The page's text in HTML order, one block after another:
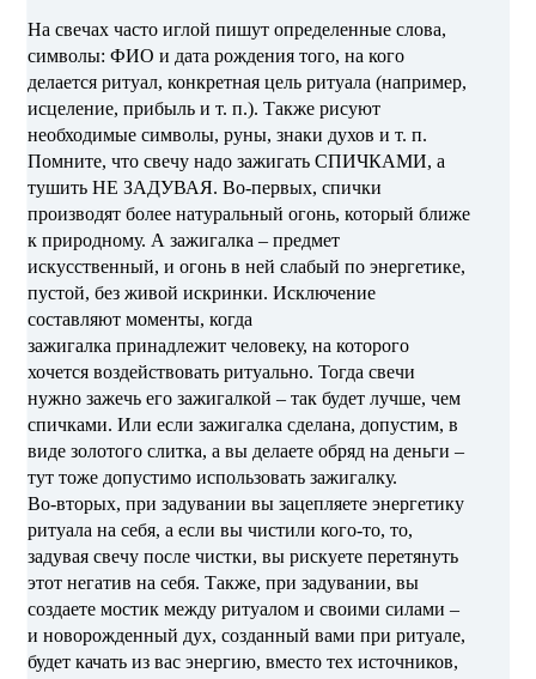
На свечах часто иглой пишут определенные слова,
символы: ФИО и дата рождения того, на кого
делается ритуал, конкретная цель ритуала (например,
исцеление, прибыль и т. п.). Также рисуют
необходимые символы, руны, знаки духов и т. п.
Помните, что свечу надо зажигать СПИЧКАМИ, а
тушить НЕ ЗАДУВАЯ. Во-первых, спички
производят более натуральный огонь, который ближе
к природному. А зажигалка – предмет
искусственный, и огонь в ней слабый по энергетике,
пустой, без живой искринки. Исключение
составляют моменты, когда
зажигалка принадлежит человеку, на которого
хочется воздействовать ритуально. Тогда свечи
нужно зажечь его зажигалкой – так будет лучше, чем
спичками. Или если зажигалка сделана, допустим, в
виде золотого слитка, а вы делаете обряд на деньги –
тут тоже допустимо использовать зажигалку.
Во-вторых, при задувании вы зацепляете энергетику
ритуала на себя, а если вы чистили кого-то, то,
задувая свечу после чистки, вы рискуете перетянуть
этот негатив на себя. Также, при задувании, вы
создаете мостик между ритуалом и своими силами –
и новорожденный дух, созданный вами при ритуале,
будет качать из вас энергию, вместо тех источников,